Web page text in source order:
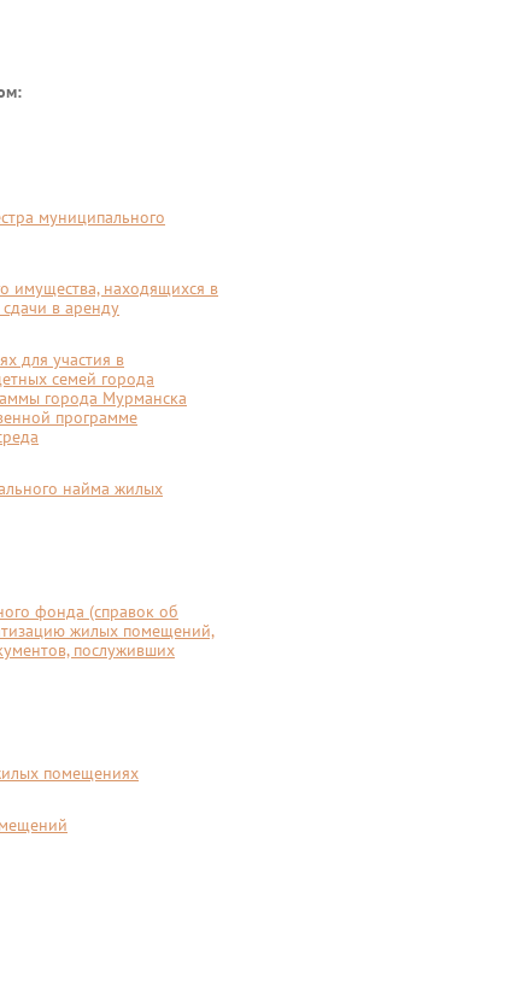
муниципального
имущества, находящихся в
в аренду
для участия в
семей города
города Мурманска
программе
найма жилых
фонда (справок об
жилых помещений,
послуживших
помещениях